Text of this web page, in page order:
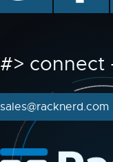
#> connect
sales@racknerd.com